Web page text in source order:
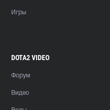
Игры
DOTA2 VIDEO
Форум
Видео